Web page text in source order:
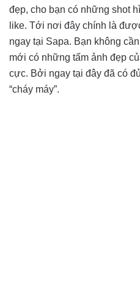
đẹp, cho bạn có những shot
like. Tới nơi đây chính là
ngay tại Sapa. Bạn không
mới có những tấm ảnh đẹp
cực. Bởi ngay tại đây đã có
“cháy máy”.